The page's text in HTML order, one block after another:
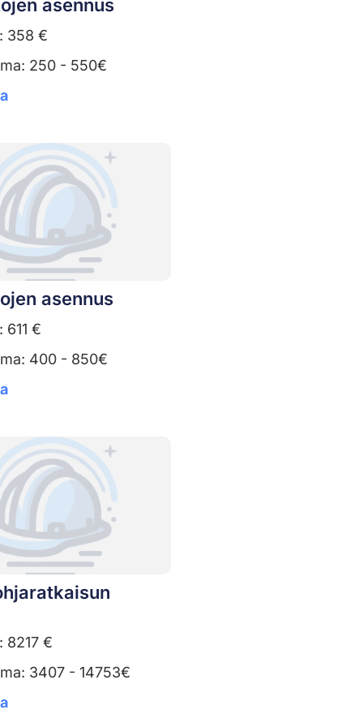
asennus
358 €
250 - 550€
asennus
611 €
400 - 850€
8217 €
3407 - 14753€